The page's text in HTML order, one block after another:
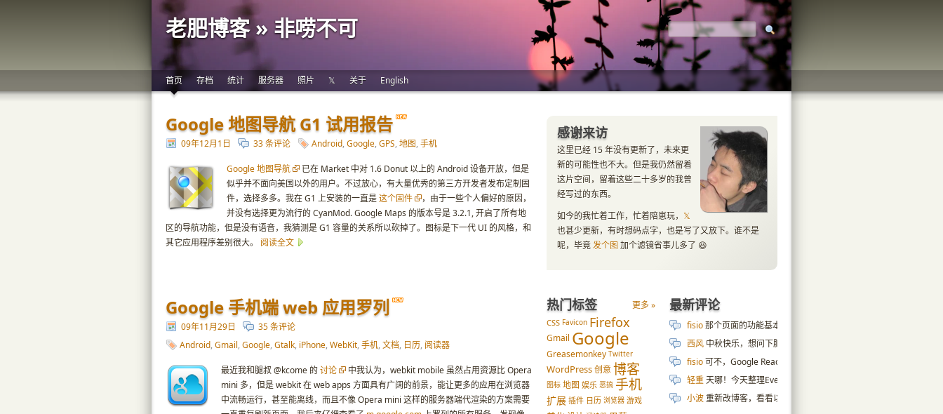
老肥博客 » 非唠不可
首页 存档 统计 服务器 照片 𝕏 关于 English
照片背后藏有
一颗
微型胶
卷
，你得到了
它。
感谢来访
这里已经 15 年没有更新了，未来更
新的可能性也不大。但是我仍然留着
这片空间，留着这些二十多岁的我曾
经写过的东西。
如今的我忙着工作，忙着陪崽玩，𝕏
也甚少更新，有时想码点字，也是写了又放下。谁不是
呢，毕竟发个图 加个滤镜省事儿多了 😆
Google 地图导航 G1 试用报告
09年12月1日 33 条评论 Android, Google, GPS, 地图, 手机
Google 地图导航
已在 Market 中对 1.6 Donut 以上的 Android 设备开放，但是
似乎并不面向美国以外的用户。不过放心，有大量优秀的第三方开发者发布定制固
件，选择多多。我在 G1 上安装的一直是这个固件
，由于一些个人偏好的原因，
并没有选择更为流行的 CyanMod. Google Maps 的版本号是 3.2.1, 开启了所有地
区的导航功能，但是没有语音，我猜测是 G1 容量的关系所以砍掉了。图标是下一代 UI 的风格，和
其它应用程序差别很大。 阅读全文
Google 手机端 web 应用罗列
09年11月29日
35 条评论
Android, Gmail, Google, Gtalk, iPhone, WebKit, 手机, 文档, 日历, 阅读器
最近我和腿叔 @kcome 的 讨论
中我认为，webkit mobile 虽然占用资源比 Opera
mini 多，但是 webkit 在 web apps 方面具有广阔的前景，能让更多的应用在浏览器
中流畅运行，甚至能离线，而且不像 Opera mini 这样的服务器端代渲染的方案需要
更多 »
热门标签
CSS Favicon Firefox
Gmail Google
Greasemonkey Twitter
WordPress创意博客
图标 地图 娱乐 恶搞 手机
扩展 插件 日历 浏览器 游戏
最新评论
fisio那个页面的功能基本上也是拿 AI 写的😄 cpu 内存硬盘那些数
西风 中秋快乐，想问下肥老师服务器页面是怎么实现的，ai搞了几
fisio可不，Google Reader 都去世十年了…
轻重天哪！今天整理Evernote，发现这条2010年的剪藏笔记，点
小波重新改博客，看看以前的wp小伙伴的博客，发现绝大部分都关